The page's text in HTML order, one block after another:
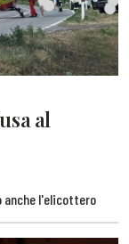
al
anche l'elicottero